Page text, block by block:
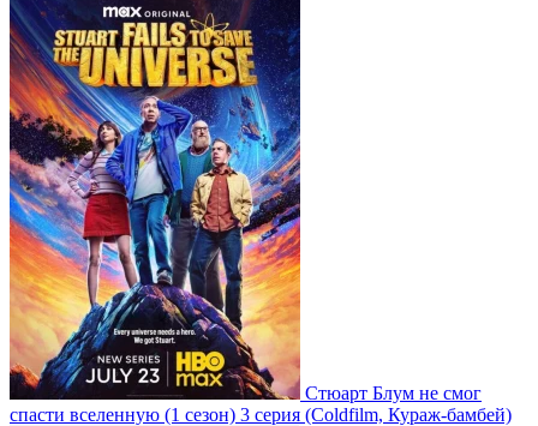
Стюарт Блум не смог
спасти вселенную (1 сезон) 3 серия (Coldfilm, Кураж-бамбей)